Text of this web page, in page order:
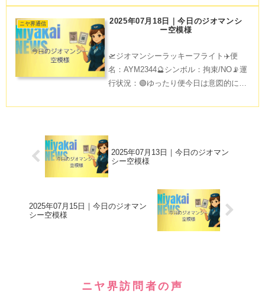
が漂う湯治宿で、ゆったりとしたひとと
きを。月明かりに照らされる湯に浸か
り、自然からパワー
ニヤ界通信
2025年07月18日｜今日のジオマンシ
ー空模様
🛫ジオマンシーラッキーフライト✈️便
名：AYM2344🔮シンボル：拘束/NO📡運
行状況：🟢ゆったり便今日は意図的にペ
ら、頭の中もクリアに。絆があなたを支
gentle
2025年07月13日｜今日のジオマン
シー空模様
2025年07月15日｜今日のジオマン
シー空模様
ニヤ界訪問者の声